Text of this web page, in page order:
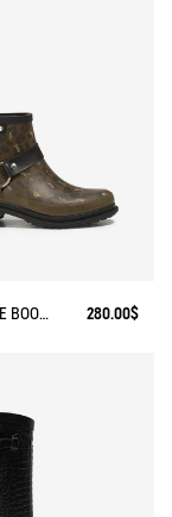
RAIN ANKLE BOOT MACADAMES BIKER STYLE
280.00$